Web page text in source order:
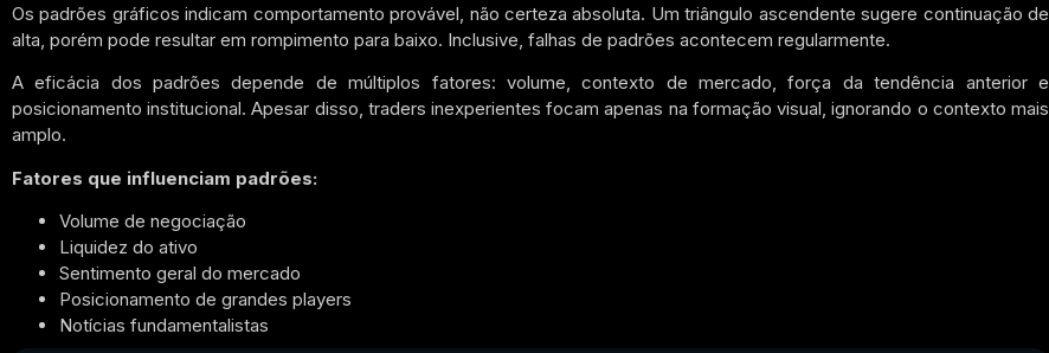
Os padrões gráficos indicam comportamento provável, não certeza absoluta. Um triângulo ascendente sugere continuação de
alta, porém pode resultar em rompimento para baixo. Inclusive, falhas de padrões acontecem regularmente.
A eficácia dos padrões depende de múltiplos fatores: volume, contexto de mercado, força da tendência anterior e
posicionamento institucional. Apesar disso, traders inexperientes focam apenas na formação visual, ignorando o contexto mais
amplo.
Fatores que influenciam padrões:
Volume de negociação
Liquidez do ativo
Sentimento geral do mercado
Posicionamento de grandes players
Notícias fundamentalistas